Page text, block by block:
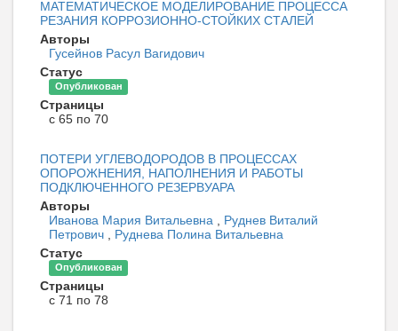
МАТЕМАТИЧЕСКОЕ МОДЕЛИРОВАНИЕ ПРОЦЕССА
РЕЗАНИЯ КОРРОЗИОННО-СТОЙКИХ СТАЛЕЙ
Авторы
Гусейнов Расул Вагидович
Статус
Опубликован
Страницы
с 65 по 70
ПОТЕРИ УГЛЕВОДОРОДОВ В ПРОЦЕССАХ
ОПОРОЖНЕНИЯ, НАПОЛНЕНИЯ И РАБОТЫ
ПОДКЛЮЧЕННОГО РЕЗЕРВУАРА
Авторы
Иванова Мария Витальевна
Руднев Виталий
Петрович
Руднева Полина Витальевна
Статус
Опубликован
Страницы
с 71 по 78